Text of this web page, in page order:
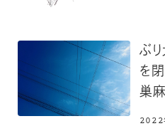
ぶ
を
巣
2022